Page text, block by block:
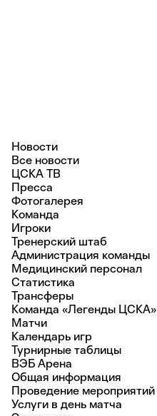
Новости
Все новости
ЦСКА ТВ
Пресса
Фотогалерея
Команда
Игроки
Тренерский штаб
Администрация команды
Медицинский персонал
Статистика
Трансферы
Команда «Легенды ЦСКА»
Матчи
Календарь игр
Турнирные таблицы
ВЭБ Арена
Общая информация
Проведение мероприятий
Услуги в день матча